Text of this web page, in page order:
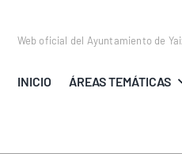
Web oficial del Ayuntamiento de
INICIO ÁREAS TEMÁTICAS